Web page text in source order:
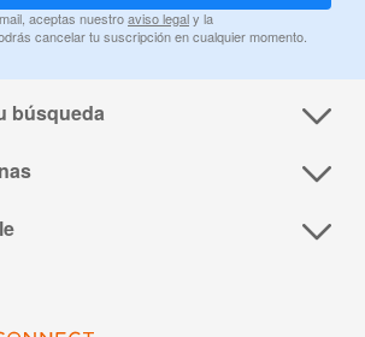
aceptas nuestroaviso legaly la
cancelar tu suscripción en cualquier momento.
búsqueda